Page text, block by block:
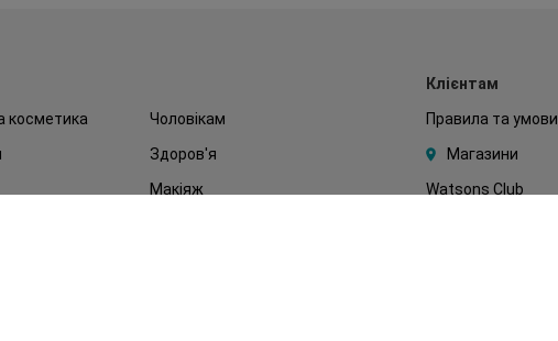
косметика
Чоловікам
Здоров'я
Макіяж
Клієнтам
Правила та умови
Магазини
Watsons Club